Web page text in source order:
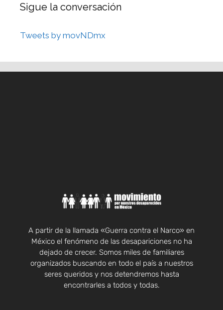
Sigue la conversación
Tweets by movNDmx
A partir de la llamada «Guerra contra el Narco» en
México el fenómeno de las desapariciones no ha
dejado de crecer. Somos miles de familiares
organizados buscando en todo el país a nuestros
seres queridos y nos detendremos hasta
encontrarles a todos y todas.